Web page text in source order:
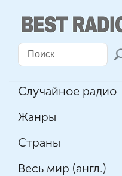
Случайное радио
Жанры
Страны
Весь мир (англ.)